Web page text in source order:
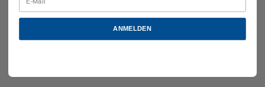
ANMELDEN